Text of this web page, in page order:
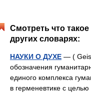
Смотреть что
других словарях:
НАУКИ О ДУХЕ — (
обозначения
единого комплекса
в герменевтике с